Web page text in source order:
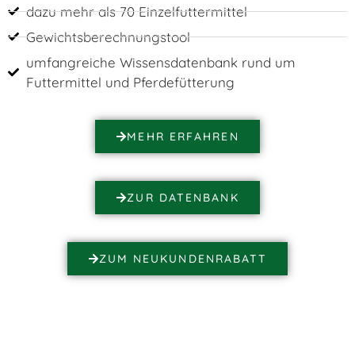
dazu mehr als 70 Einzelfuttermittel
Gewichtsberechnungstool
umfangreiche Wissensdatenbank rund um
Futtermittel und Pferdefütterung
MEHR ERFAHREN
ZUR DATENBANK
ZUM NEUKUNDENRABATT